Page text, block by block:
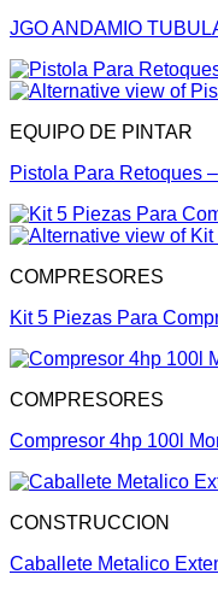
JGO ANDAMIO
EQUIPO DE PINTAR
Pistola Para Retoques
COMPRESORES
Kit 5 Piezas Para
COMPRESORES
Compresor 4hp 100l
CONSTRUCCION
Caballete Metalico